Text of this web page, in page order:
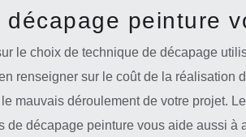
décapage peinture
le choix de technique de décapage
renseigner sur le coût de la réalisation
mauvais déroulement de votre projet.
de décapage peinture vous aide aussi à